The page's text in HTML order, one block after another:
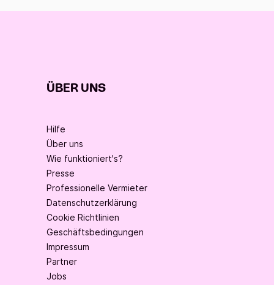
ÜBER UNS
Hilfe
Über uns
Wie funktioniert's?
Presse
Professionelle Vermieter
Datenschutzerklärung
Cookie Richtlinien
Geschäftsbedingungen
Impressum
Partner
Jobs